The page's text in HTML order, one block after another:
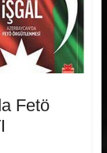
Fetö